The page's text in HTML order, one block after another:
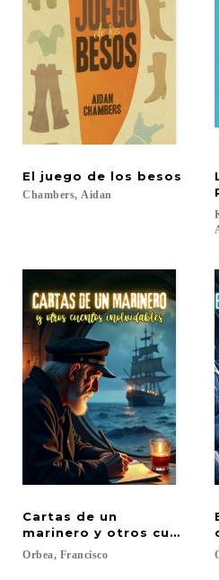
El juego de los besos
Chambers, Aidan
Cartas de un
marinero y otros cuentos
Orbea, Francisco